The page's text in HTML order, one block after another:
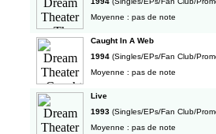
Moyenne : pas de note
Caught In A Web
1994 (Singles/EPs/Fan Club/
Moyenne : pas de note
Live
1993 (Singles/EPs/Fan Club/
Moyenne : pas de note